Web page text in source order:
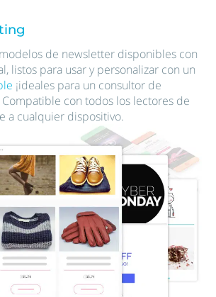
de newsletter disponibles con
listos para usar y personalizar con un
¡ideales para un consultor de
con todos los lectores de
a cualquier dispositivo.